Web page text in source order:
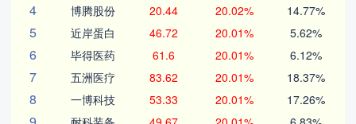
4 博腾股份 20.44 20.02% 14.77%
5 近岸蛋白 46.72 20.01% 5.62%
6 毕得医药 61.6 20.01% 6.12%
7 五洲医疗 83.62 20.01% 18.37%
8 一博科技 53.33 20.01% 17.26%